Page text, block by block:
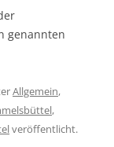
genannten
Allgemein,
,
veröffentlicht.